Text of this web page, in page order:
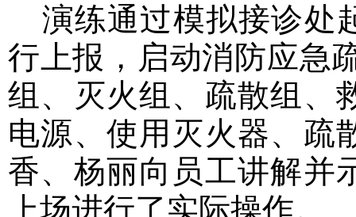
演练通过模拟接诊处
行上报，启动消防应急
组、灭火组、疏散组、
电源、使用灭火器、疏
香、杨丽向员工讲解并
上场进行了实际操作。